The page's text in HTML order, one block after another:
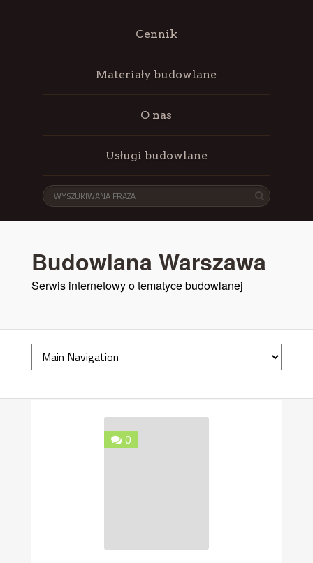
Cennik
Materiały budowlane
O nas
Usługi budowlane
Budowlana Warszawa
Serwis internetowy o tematyce budowlanej
0